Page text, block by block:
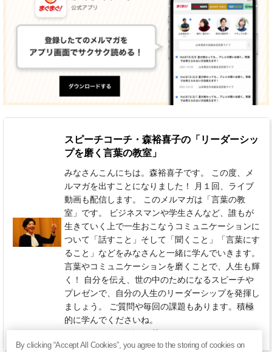
スピーチコーチ・森裕喜子の「リーダーシッ
プを磨く言葉の教室」
みなさんこんにちは。森裕喜子です。 この度、メ
ルマガを出すことになりました！ 月１回、ライブ
動画も配信します。 このメルマガは「言葉の教
室」です。 ビジネスマンや学生さんなど、誰もが
生きていく上で一生おこなうコミュニケーションに
ついて「話すこと」そして「聞くこと」「言葉にす
ること」などをみなさんと一緒に学んでいきます。
言葉やコミュニケーションを磨くことで、人生も輝
く！ 自分を伝え、世の中のためになるスピーチや
プレゼンで、自分の人生のリーダーシップを発揮し
ましょう。 ご質問や毎回の課題もあります。積極
的に学んでくださいね。
By clicking “Accept All Cookies”, you agree to the storing of cookies on